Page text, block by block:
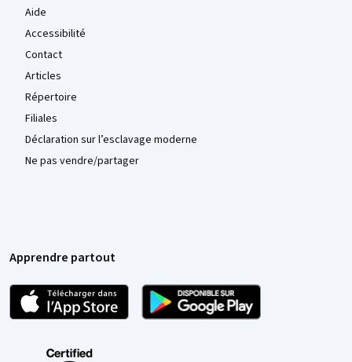
Aide
Accessibilité
Contact
Articles
Répertoire
Filiales
Déclaration sur l’esclavage moderne
Ne pas vendre/partager
Apprendre partout